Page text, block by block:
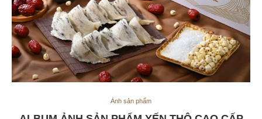
Ảnh sản phẩm